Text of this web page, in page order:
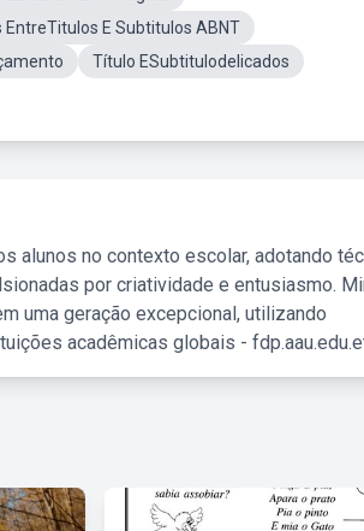
EntreTitulos E Subtitulos ABNT
Título ESubtitulodelicados
alunos no contexto escolar, adotando
por criatividade e entusiasmo.
uma geração excepcional, utilizando
acadêmicas globais -